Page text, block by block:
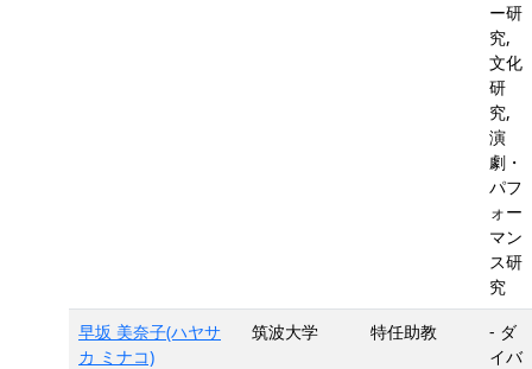
ー研
究,
文化
研
究,
演
劇・
パフ
ォー
マン
ス研
究
早坂 美奈子(ハヤサ
カ ミナコ)
筑波大学 特任助教
- ダ
イバ